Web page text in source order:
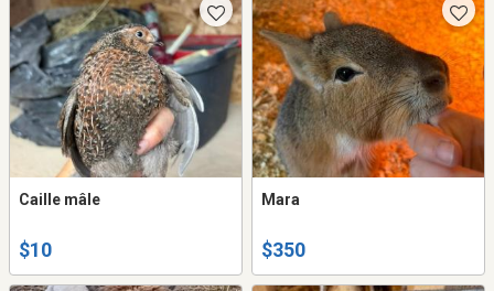
Caille mâle
$10
Mara
$350